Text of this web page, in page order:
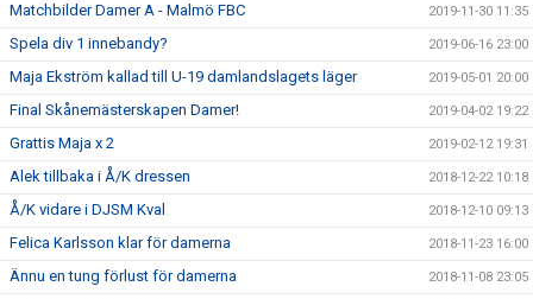
Matchbilder Damer A - Malmö FBC 2019-11-30 11:35
Spela div 1 innebandy? 2019-06-16 23:00
Maja Ekström kallad till U-19 damlandslagets läger 2019-05-01 20:00
Final Skånemästerskapen Damer! 2019-04-02 19:22
Grattis Maja x 2 2019-02-12 19:31
Alek tillbaka i Å/K dressen 2018-12-22 10:18
Å/K vidare i DJSM Kval 2018-12-10 09:13
Felica Karlsson klar för damerna 2018-11-23 16:00
Ännu en tung förlust för damerna 2018-11-08 23:05